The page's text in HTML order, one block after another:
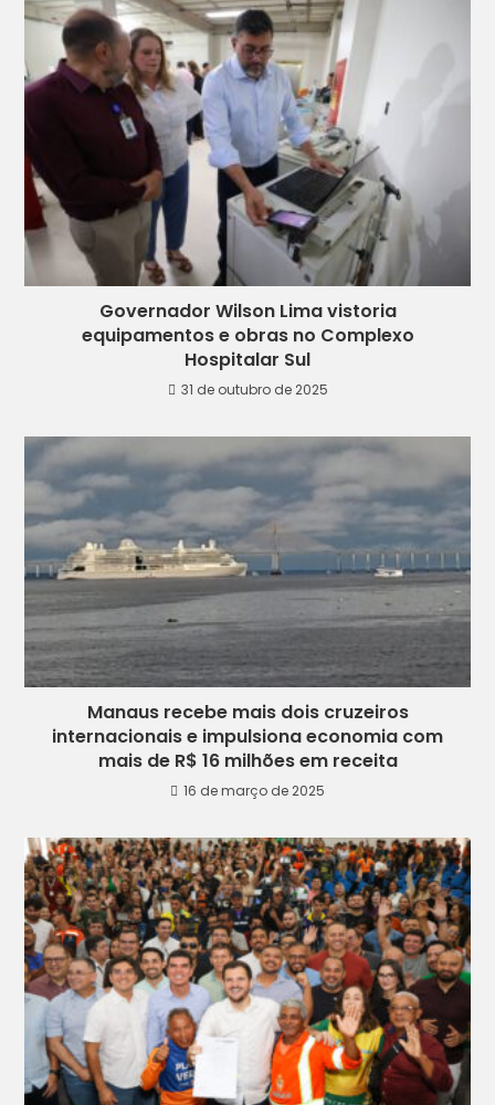
Governador Wilson Lima vistoria
equipamentos e obras no Complexo
Hospitalar Sul
31 de outubro de 2025
Manaus recebe mais dois cruzeiros
internacionais e impulsiona economia com
mais de R$ 16 milhões em receita
16 de março de 2025